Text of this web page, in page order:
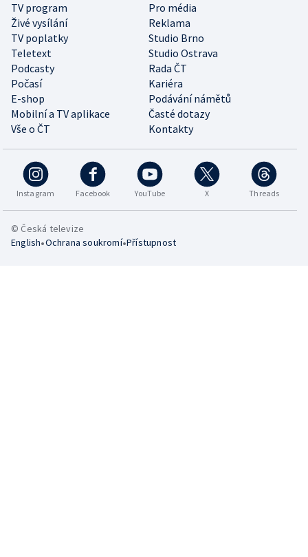
TV program
Pro média
Živé vysílání
Reklama
TV poplatky
Studio Brno
Teletext
Studio Ostrava
Podcasty
Rada ČT
Počasí
Kariéra
E-shop
Podávání námětů
Mobilní a TV aplikace
Časté dotazy
Vše o ČT
Kontakty
Instagram Facebook YouTube X Threads
© Česká televize
English•Ochrana soukromí•Přístupnost